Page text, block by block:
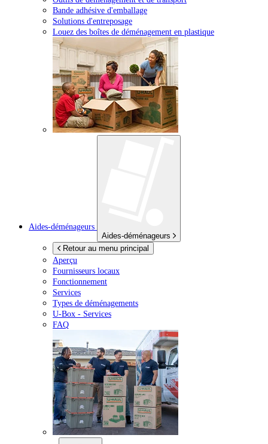
Bande adhésive d'emballage
Solutions d'entreposage
Louez des boîtes de déménagement en plastique
Aides-déménageurs
Aides-déménageurs
Retour au menu principal
Aperçu
Fournisseurs locaux
Fonctionnement
Services
Types de déménagements
U-Box - Services
FAQ